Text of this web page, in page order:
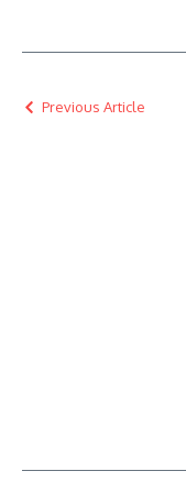
Previous Article